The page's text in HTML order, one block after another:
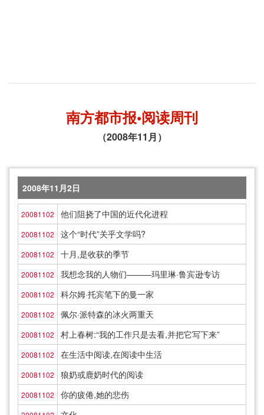
南方都市报•阅读周刊
（2008年11月）
2008年11月2日
20081102 他们阻挠了中国的近代化进程
20081102 这个“时代”关乎文学吗?
20081102 十月,是收获的季节
20081102 我想念我的人物们———玛里琳·鲁宾逊专访
20081102 科尔姆·托宾笔下的曼一家
20081102 佩尔·派特森的冰火两重天
20081102 村上春树:“我的工作只是去看,并把它写下来”
20081102 在生活中阅读,在阅读中生活
20081102 狼奶或鹿奶时代的阅读
20081102 你的疲倦,她的悲伤